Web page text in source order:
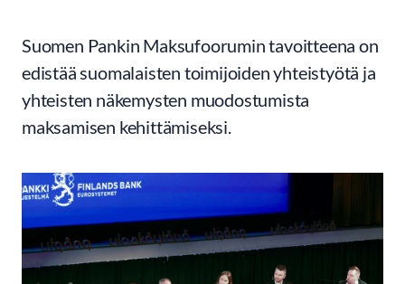
Suomen Pankin Maksufoorumin tavoitteena on
edistää suomalaisten toimijoiden yhteistyötä ja
yhteisten näkemysten muodostumista
maksamisen kehittämiseksi.